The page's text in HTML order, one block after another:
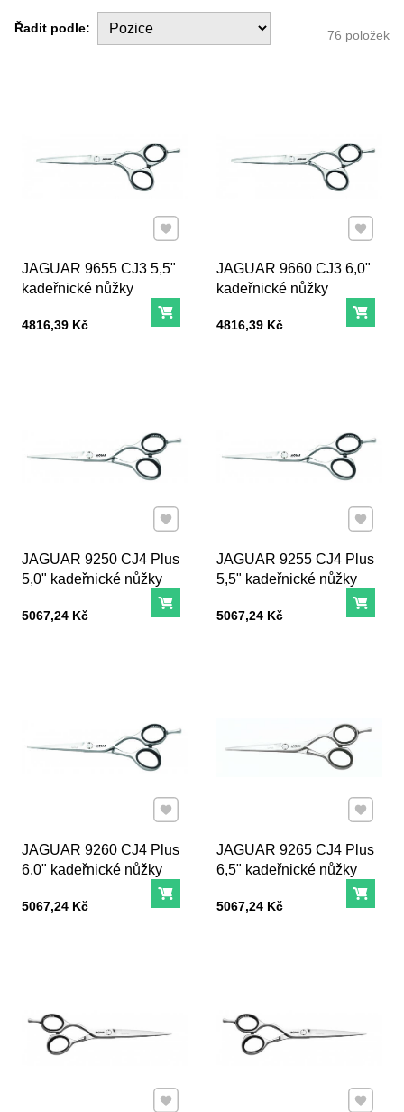
Řadit podle: 76 položek
JAGUAR 9655 CJ3 5,5"
kadeřnické nůžky
Cena s DPH
4816,39 Kč Do košíku
Přidat k Oblíbeným
JAGUAR 9660 CJ3 6,0"
kadeřnické nůžky
Cena s DPH
4816,39 Kč Do
Přidat k
JAGUAR 9250 CJ4 Plus
5,0" kadeřnické nůžky
Cena s DPH
5067,24 Kč Do košíku
Přidat k Oblíbeným
JAGUAR 9255 CJ4 Plus
5,5" kadeřnické nůžky
Cena s DPH
5067,24 Kč Do
Přidat k
JAGUAR 9260 CJ4 Plus
6,0" kadeřnické nůžky
Cena s DPH
5067,24 Kč Do košíku
Přidat k Oblíbeným
JAGUAR 9265 CJ4 Plus
6,5" kadeřnické nůžky
Cena s DPH
5067,24 Kč Do
Přidat k
Přidat k Oblíbeným Přidat k